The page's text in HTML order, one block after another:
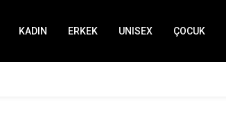
KADIN ERKEK UNISEX ÇOCUK